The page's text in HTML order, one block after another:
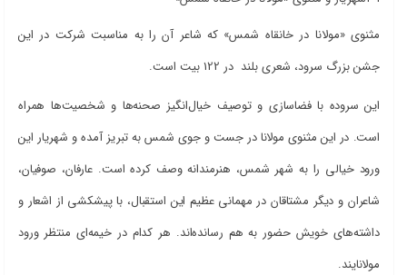
مثنوی «مولانا در خانقاه شمس» که شاعر آن را به مناسبت شرکت در این
جشن بزرگ سرود، شعری بلند در 122 بیت است.
این سروده با فضاسازی و توصیف خیال‌انگیز صحنه‌ها و شخصیت‌ها همراه
است. در این مثنوی مولانا در جست و جوی شمس به تبریز آمده و شهریار این
ورود خیالی را به شهر شمس، هنرمندانه وصف کرده است. عارفان، صوفیان،
شاعران و دیگر مشتاقان در مهمانی عظیم این استقبال، با پیشکشی از اشعار و
داشته‌های خویش حضور به هم رسانده‌اند. هر کدام در خیمه‌ای منتظر ورود
مولانایند.